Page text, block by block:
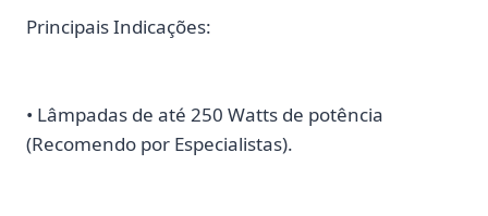
Principais Indicações:
• Lâmpadas de até 250 Watts de potência
(Recomendo por Especialistas).